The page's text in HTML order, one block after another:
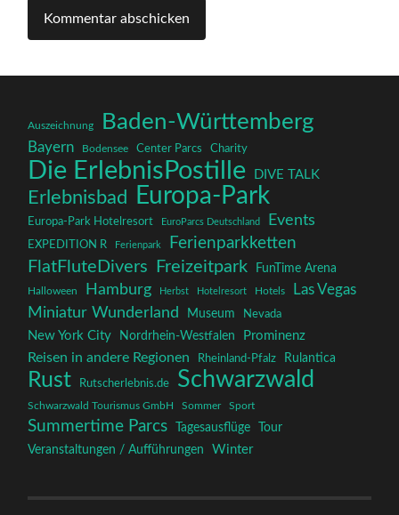
Auszeichnung Baden-Württemberg
Bayern Bodensee Center Parcs Charity
Die ErlebnisPostille DIVE TALK
Erlebnisbad Europa-Park
Europa-Park Hotelresort EuroParcs Deutschland Events
EXPEDITION R Ferienpark Ferienparkketten
FlatFluteDivers Freizeitpark FunTime Arena
Halloween Hamburg Herbst Hotelresort Hotels
Las Vegas
Miniatur Wunderland
Museum Nevada
New York City Nordrhein-Westfalen Prominenz
Reisen in andere Regionen Rheinland-Pfalz Rulantica
Rust Rutscherlebnis.de Schwarzwald
Schwarzwald Tourismus GmbH Sommer Sport
Summertime Parcs Tagesausflüge
Tour
Veranstaltungen / Aufführungen
Winter